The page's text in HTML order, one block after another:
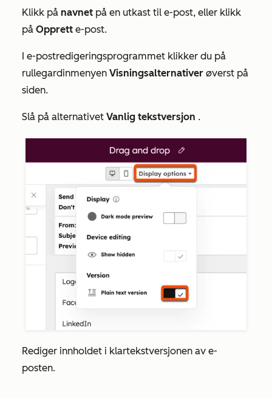
Klikk på navnet på en utkast til e-post, eller klikk
på Opprett e-post.
I e-postredigeringsprogrammet klikker du på
rullegardinmenyen Visningsalternativer øverst på
siden.
Slå på alternativet Vanlig tekstversjon .
Rediger innholdet i klartekstversjonen av e-
posten.